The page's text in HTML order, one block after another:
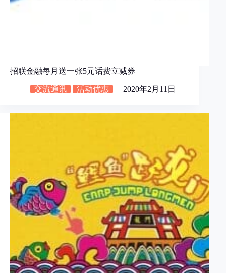
招联金融每月送一张5元话费立减券
交流通讯 活动优惠 2020年2月11日